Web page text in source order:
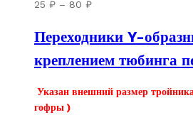
25 ₽ – 80 ₽Диапазон
25 ₽
80 ₽
Переходники Y-
креплением тюбинга
Указан внешний размер
гофры )